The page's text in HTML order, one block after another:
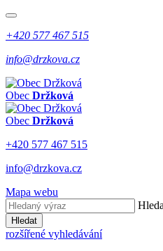
+420 577 467 515
info@drzkova.cz
Obec Držková
Obec Držková
+420 577 467 515
info@drzkova.cz
Mapa webu
Hledat
rozšířené vyhledávání